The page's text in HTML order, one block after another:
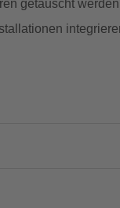
getauscht werden